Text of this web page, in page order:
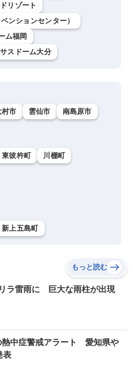
リゾート
ンションセンター）
ム福岡
スドーム大分
村市 雲仙市
南島原市
東彼杵町
川棚町
新上五島町
もっと読む
ラ雷雨に 巨大な雨柱が出現
熱中症警戒アラート 愛知県や
表